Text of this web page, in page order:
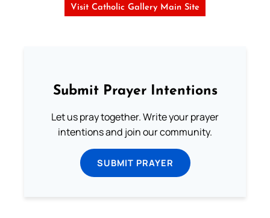
Visit Catholic Gallery Main Site
Submit Prayer Intentions
Let us pray together. Write your prayer
intentions and join our community.
SUBMIT PRAYER